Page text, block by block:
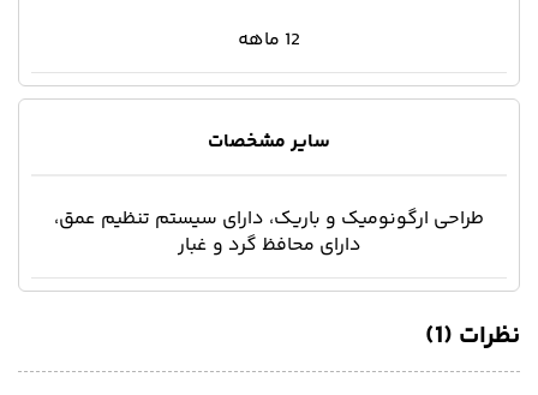
12 ماهه
سایر مشخصات
طراحی ارگونومیک و باریک، دارای سیستم تنظیم عمق،
دارای محافظ گرد و غبار
نظرات (1)